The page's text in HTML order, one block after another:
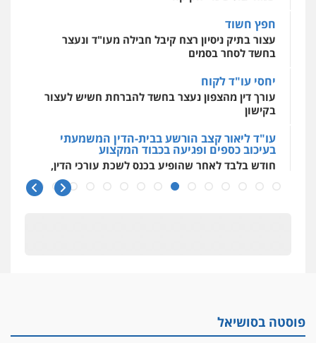
חפץ חשוד
עצור בתיק ניסיון רצח קיבל חבילה מעו"ד ונעצר
בחשד לסחר בסמים
יחסי עו"ד לקוח
עורך דין מהצפון נעצר בחשד להברחת חשיש לעצור
בקישון
עו"ד ליאור קצב הורשע בבית-הדין המשמעתי
בעיכוב כספים ופגיעה בכבוד המקצוע
חודש בלבד לאחר שהופיע בכנס לשכת עורכי הדין,
קצב הורשע
אלה המינויים
הוועדה לבחירת שופטים בחרה 26 שופטים ורשמים
פוסטה בסושיאל